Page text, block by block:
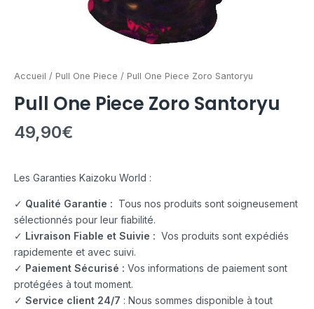
Accueil / Pull One Piece / Pull One Piece Zoro Santoryu
Pull One Piece Zoro Santoryu
49,90€
Les Garanties Kaizoku World :
✓ Qualité Garantie : Tous nos produits sont soigneusement
sélectionnés pour leur fiabilité.
✓ Livraison Fiable et Suivie : Vos produits sont expédiés
rapidemente et avec suivi.
✓ Paiement Sécurisé : Vos informations de paiement sont
protégées à tout moment.
✓ Service client 24/7 : Nous sommes disponible à tout